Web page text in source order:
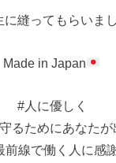
に縫ってもらいま
Made in Japan
#人に優しく
るためにあなたが
前線で働く人に感